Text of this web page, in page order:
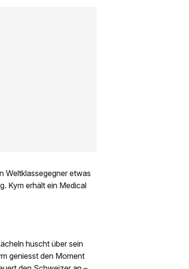
Weltklassegegner etwas
Kym erhält ein Medical
huscht über sein
geniesst den Moment